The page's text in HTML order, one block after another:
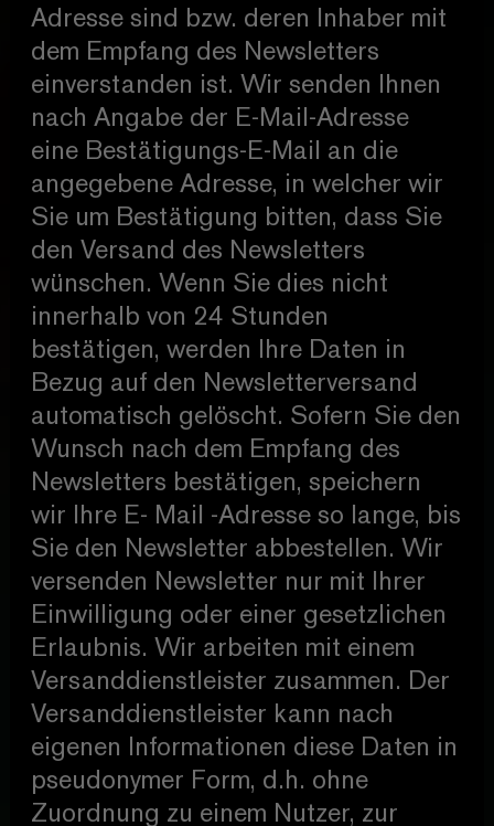
Adresse sind bzw. deren Inhaber mit
dem Empfang des Newsletters
einverstanden ist. Wir senden Ihnen
nach Angabe der E-Mail-Adresse
eine Bestätigungs-E-Mail an die
angegebene Adresse, in welcher wir
Sie um Bestätigung bitten, dass Sie
den Versand des Newsletters
wünschen. Wenn Sie dies nicht
innerhalb von 24 Stunden
bestätigen, werden Ihre Daten in
Bezug auf den Newsletterversand
automatisch gelöscht. Sofern Sie den
Wunsch nach dem Empfang des
Newsletters bestätigen, speichern
wir Ihre E- Mail -Adresse so lange, bis
Sie den Newsletter abbestellen. Wir
versenden Newsletter nur mit Ihrer
Einwilligung oder einer gesetzlichen
Erlaubnis. Wir arbeiten mit einem
Versanddienstleister zusammen. Der
Versanddienstleister kann nach
eigenen Informationen diese Daten in
pseudonymer Form, d.h. ohne
Zuordnung zu einem Nutzer, zur